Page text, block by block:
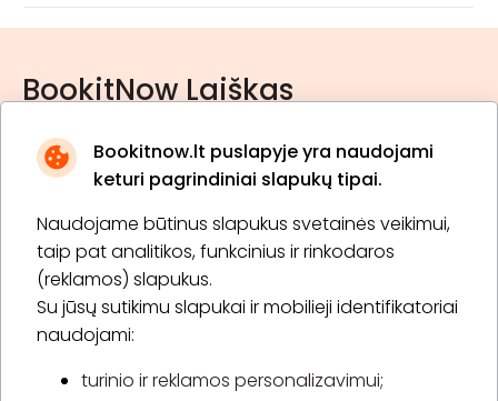
Bookitnow.lt puslapyje yra naudojami
keturi pagrindiniai slapukų tipai.
Naudojame būtinus slapukus svetainės veikimui,
taip pat analitikos, funkcinius ir rinkodaros
(reklamos) slapukus.
Su jūsų sutikimu slapukai ir mobilieji identifikatoriai
naudojami:
turinio ir reklamos personalizavimui;
BookitNow Laiškas
* Susipažinau su privatumo politika
Prenumeruoti